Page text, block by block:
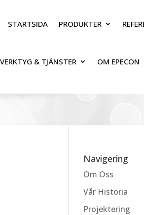
STARTSIDA PRODUKTER
VERKTYG & TJÄNSTER OM EPECON
Navigering
Om Oss
Vår Historia
Projektering